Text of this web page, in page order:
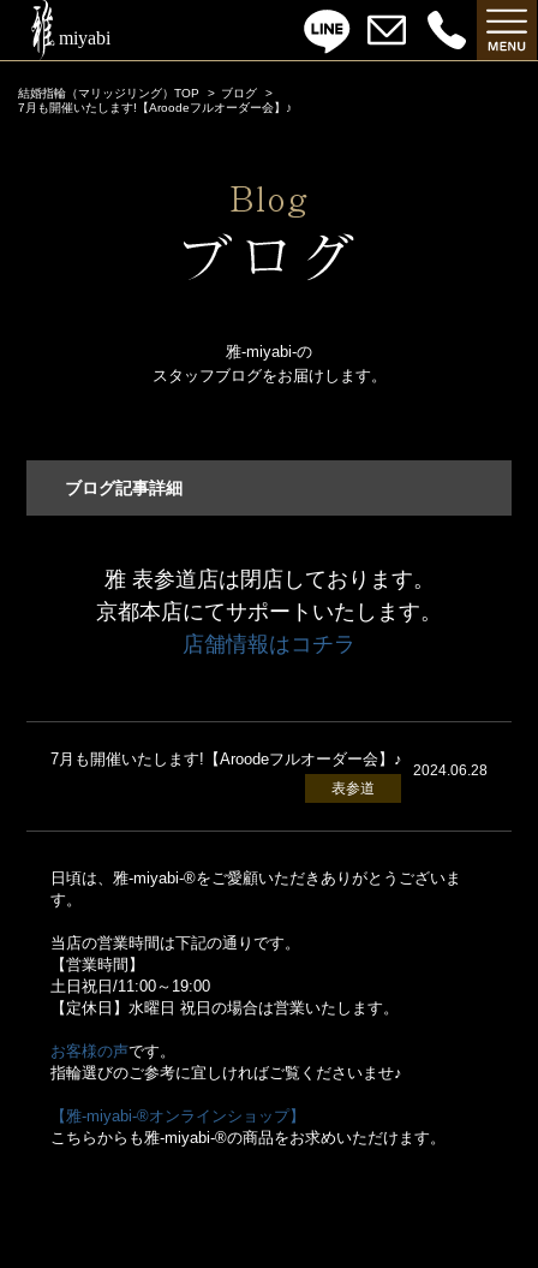
結婚指輪（マリッジリング）TOP
ブログ
7月も開催いたします!【Aroodeフルオーダー会】♪
雅-miyabi-の
スタッフブログをお届けします。
ブログ記事詳細
雅 表参道店は閉店しております。
京都本店にてサポートいたします。
店舗情報はコチラ
7月も開催いたします!【Aroodeフルオーダー会】♪
2024.06.28
表参道
日頃は、雅-miyabi-®をご愛顧いただきありがとうございま
す。
当店の営業時間は下記の通りです。
【営業時間】
土日祝日/11:00～19:00
【定休日】水曜日 祝日の場合は営業いたします。
お客様の声です。
指輪選びのご参考に宜しければご覧くださいませ♪
【雅-miyabi-®オンラインショップ】
こちらからも雅-miyabi-®の商品をお求めいただけます。